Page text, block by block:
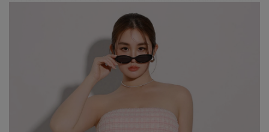
※ 建議深色衣物於首次穿著前先行單獨下水清洗，有助釋出多餘染
※ 請與淺色衣物分開洗滌，避免互相染色或產生移染情形。
※ 穿搭時亦建議避免與淺色配件、包款、飾品一同使用，以降低因
摩擦或潮濕造成染色的可能性。
※ 顏色請參考單品圖片較為接近，但因圖檔顏色會因個人電腦螢幕
設定差異略有不同，請以實際商品顏色為準。